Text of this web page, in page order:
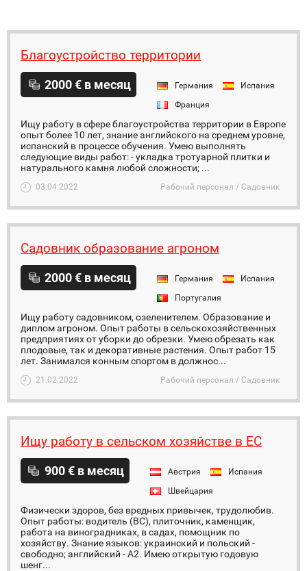
Благоустройство территории
2000 € в месяц Германия
Испания
Франция
Ищу работу в сфере благоустройства территории в Европе
опыт более 10 лет, знание английского на среднем уровне,
испанский в процессе обучения. Умею выполнять
следующие виды работ: - укладка тротуарной плитки и
натурального камня любой сложности; ...
03.04.2022 Рабочий персонал / Садовник
Садовник образование агроном
2000 € в месяц Германия
Испания
Португалия
Ищу работу садовником, озеленителем. Образование и
диплом агроном. Опыт работы в сельскохозяйственных
предприятиях от уборки до обрезки. Умею обрезать как
плодовые, так и декоративные растения. Опыт работ 15
лет. Занимался конным спортом в должнос...
21.02.2022 Рабочий персонал / Садовник
Ищу работу в сельском хозяйстве в ЕС
900 € в месяц Австрия
Испания
Швейцария
Физически здоров, без вредных привычек, трудолюбив.
Опыт работы: водитель (ВС), плиточник, каменщик,
работа на виноградниках, в садах, помощник по
хозяйству. Знание языков: украинский и польский -
свободно; английский - А2. Имею открытую годовую
шенг...